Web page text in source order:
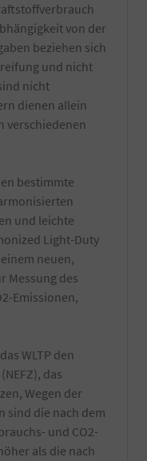
von der
beziehen sich
und nicht
nicht
dienen allein
verschiedenen
bestimmte
und leichte
Light-Duty
neuen,
Messung des
Emissionen,
WLTP den
das
Wegen der
sind die nach dem
und CO2-
als die nach